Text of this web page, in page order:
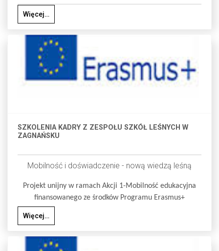
Więcej…
SZKOLENIA KADRY Z ZESPOŁU SZKÓŁ LEŚNYCH W
ZAGNAŃSKU
Mobilność i doświadczenie - nową wiedzą leśną
Projekt unijny w ramach Akcji 1-Mobilność edukacyjna
finansowanego ze środków Programu Erasmus+
Więcej…